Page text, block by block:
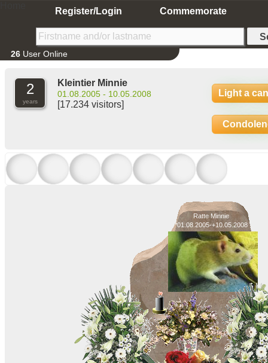
Register/Login Commemorate
26 User Online
2
years
Kleintier Minnie
01.08.2005 - 10.05.2008
[17.234 visitors]
Light a
Ratte Minnie
*01.08.2005-+10.05.2008